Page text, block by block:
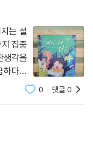
는 설
집중
생각을
하다며
익숙한
0 댓글0